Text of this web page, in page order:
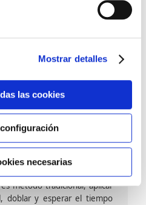
Mostrar detalles
las cookies
necesarias
base agua. En zonas de
con placas, silestone,
dañaría el papel. Su
pared y tira en seco, sin
sencilla.
papel sobre un soporte de
método tradicional, aplicar
doblar y esperar el tiempo